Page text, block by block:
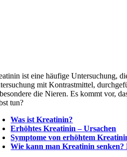
ist eine häufige Untersuchung,
mit Kontrastmittel,
die Nieren. Es kommt vor,
tun?
Was ist Kreatinin?
Erhöhtes Kreatinin – Ursachen
Symptome von erhöhtem
Wie kann man Kreatinin senken?